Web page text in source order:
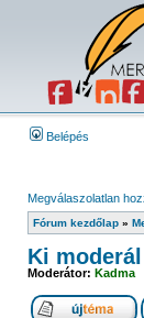
Belépés
Megválaszolatlan
Fórum kezdőlap »
Ki
Moderátor: Kadma